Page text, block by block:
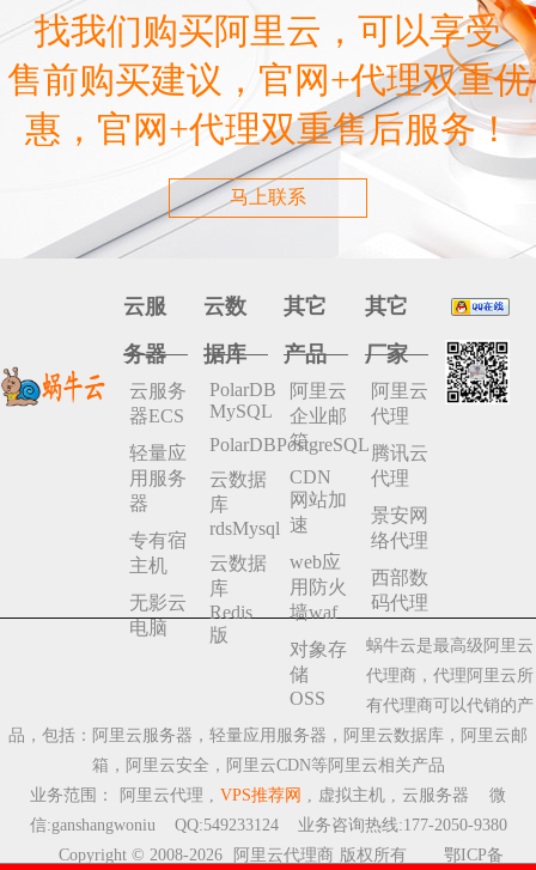
找我们购买阿里云，可以享受
售前购买建议，官网+代理双重优
惠，官网+代理双重售后服务！
马上联系
云服
务器
云服务
器ECS
轻量应
用服务
器
专有宿
主机
无影云
电脑
云数
据库
PolarDB
MySQL
PolarDBPostgreSQL
云数据
库
rdsMysql
云数据
库
Redis
版
其它
产品
阿里云
企业邮
箱
CDN
网站加
速
web应
用防火
墙waf
对象存
储
OSS
其它
厂家
阿里云
代理
腾讯云
代理
景安网
络代理
西部数
码代理
蜗牛云是最高级阿里云
代理商，代理阿里云所
有代理商可以代销的产
品，包括：阿里云服务器，轻量应用服务器，阿里云数据库，阿里云邮
箱，阿里云安全，阿里云CDN等阿里云相关产品
业务范围：
阿里云代理 , VPS推荐网 , 虚拟主机 , 云服务器
微
信:ganshangwoniu QQ:549233124 业务咨询热线:177-2050-9380
Copyright © 2008-2026
阿里云代理商 版权所有 鄂ICP备